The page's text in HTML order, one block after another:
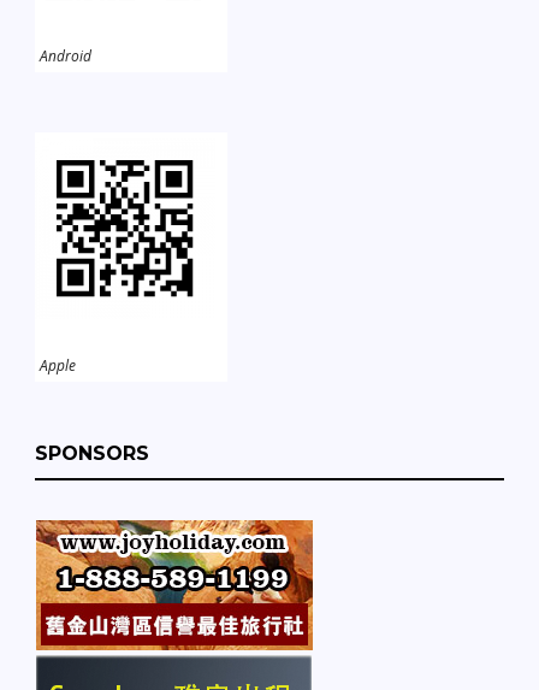
Android
Apple
SPONSORS